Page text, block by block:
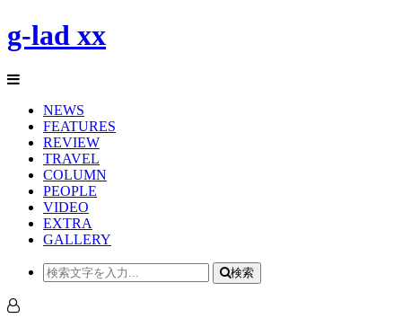
g-lad xx
NEWS
FEATURES
REVIEW
TRAVEL
COLUMN
PEOPLE
VIDEO
EXTRA
GALLERY
検索